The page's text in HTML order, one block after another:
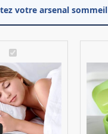
votre arsenal sommeil
R
a
d
i
o
R